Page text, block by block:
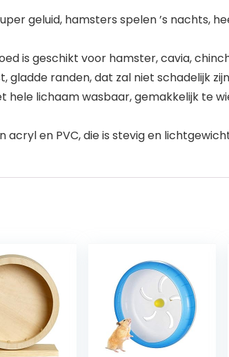
geluid, hamsters spelen ’s nachts,
is geschikt voor hamster, cavia,
gladde randen, dat zal niet schadelijk
hele lichaam wasbaar, gemakkelijk te
en PVC, die is stevig en